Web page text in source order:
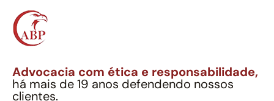
Advocacia com ética e responsabilidade,
há mais de 19 anos defendendo nossos
clientes.